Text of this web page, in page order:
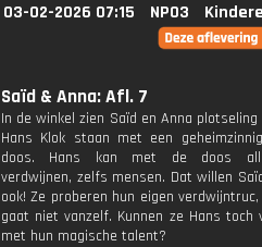
03-02-2026 07:15 NPO3
Saïd & Anna: Afl. 7
In de winkel zien Saïd en Anna
Hans Klok staan met een
doos. Hans kan met de doos
verdwijnen, zelfs mensen. Dat willen
ook! Ze proberen hun eigen
gaat niet vanzelf. Kunnen ze Hans toch
met hun magische talent?